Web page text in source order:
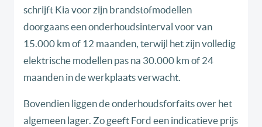
schrijft Kia voor zijn brandstofmodellen
doorgaans een onderhoudsinterval voor van
15.000 km of 12 maanden, terwijl het zijn volledig
elektrische modellen pas na 30.000 km of 24
maanden in de werkplaats verwacht.
Bovendien liggen de onderhoudsforfaits over het
algemeen lager. Zo geeft Ford een indicatieve prijs